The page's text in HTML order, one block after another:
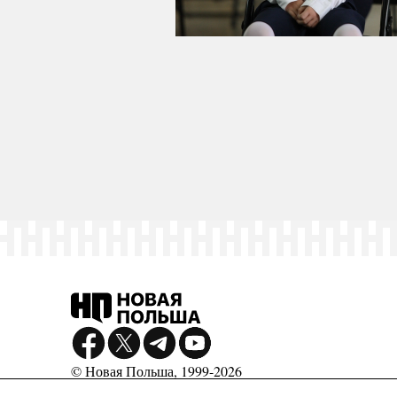
© Новая Польша, 1999-2026